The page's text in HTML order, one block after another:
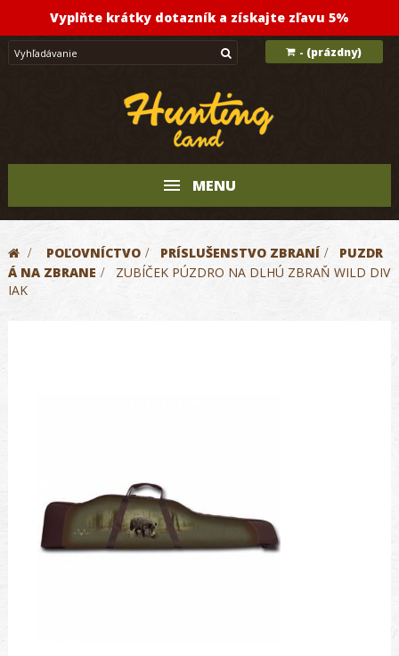
Vyplňte krátky dotazník a získajte zľavu 5%
- (prázdny)
MENU
> POĽOVNÍCTVO > PRÍSLUŠENSTVO ZBRANÍ >
PUZDR
Á NA ZBRANE >
ZUBÍČEK PÚZDRO NA DLHÚ ZBRAŇ WILD DIV
IAK